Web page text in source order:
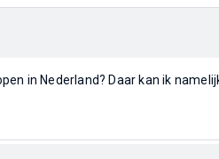
in Nederland? Daar kan ik